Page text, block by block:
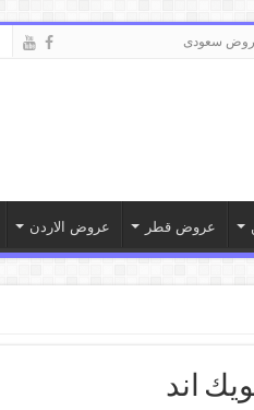
سعودى
عروض قطر عروض الاردن